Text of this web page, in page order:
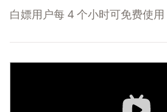
白嫖用户每 4 个小时可免费使用